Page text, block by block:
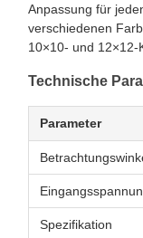
Anpassung für
verschiedenen
10×10- und 12×12-
Technische
Parameter
Spezifikation